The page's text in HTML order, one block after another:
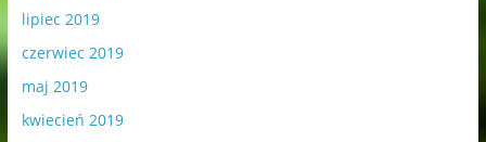
lipiec 2019
czerwiec 2019
maj 2019
kwiecień 2019